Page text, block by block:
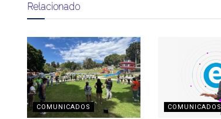
Relacionado
COMUNICADOS COMUNICADOS